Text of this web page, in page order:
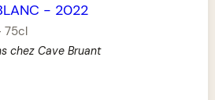
- 2022
75cl
chez Cave Bruant